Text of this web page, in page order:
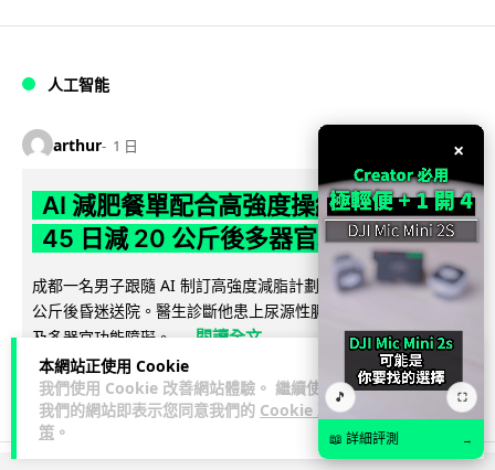
本網站正使用 Cookie
我們使用 Cookie 改善網站體驗。 繼續使用
我們的網站即表示您同意我們的 Cookie 政
策 。
人工智能
arthur 1 日
AI 減肥餐單配合高強度操練 成都男
45 日減 20 公斤後多器官衰竭
成都一名男子跟隨 AI 制訂高強度減脂計劃，45 日內減去約 20
公斤後昏迷送院。醫生診斷他患上尿源性膿毒症、膿毒性休克
及多器官功能障礙。... 閱讀全文
23 4 ↗ 分享
×
🎵 ⛶
📖 詳細評測 →